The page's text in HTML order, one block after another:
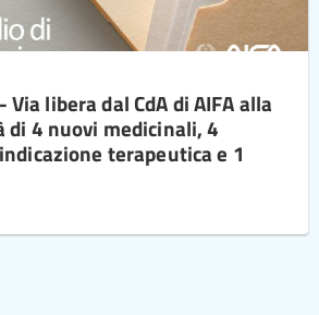
libera dal CdA di AIFA alla
4 nuovi medicinali, 4
terapeutica e 1